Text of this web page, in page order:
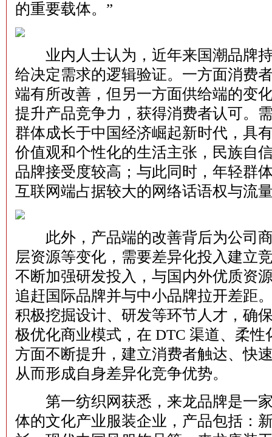
的重要载体。”
业内人士认为，近年来国潮品牌持
给决定需求的逻辑验证。一方面消费
端有所改善，但另一方面供给端的变
提升产品竞争力，获得消费者认可。
群体成长于中国经济崛起新时代，具
价值观和个性化的生活主张，民族自
品牌接受度较高；与此同时，年轻群
互联网端占据较大的网络话语权与流
此外，产品端的改善背后为公司商
层资源等变化，需要差异化投入建立
不断加强研发投入，与国内外优质资
追赶国际品牌并与中小品牌拉开差距
积极挖掘设计、研发等环节人才，确
极优化商业模式，在 DTC 渠道、柔
方面不断提升，建立消费者触达、快
从而形成自身差异化竞争优势。
第一纺织网获悉，来龙品牌是一家
体的文化产业服装企业，产品包括：